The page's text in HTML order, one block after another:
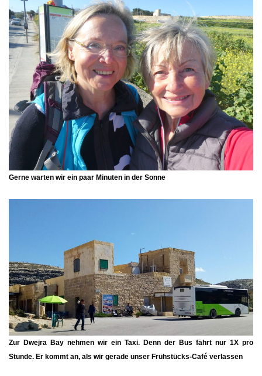
Gerne warten wir ein paar Minuten in der Sonne
Zur Dwejra Bay nehmen wir ein Taxi. Denn der Bus fährt nur 1X pro
Stunde. Er kommt an, als wir gerade unser Frühstücks-Café verlassen